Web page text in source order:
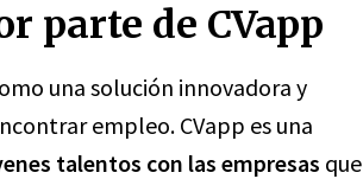
parte de CVapp
una solución innovadora y
empleo. CVapp es una
talentos con las empresas que